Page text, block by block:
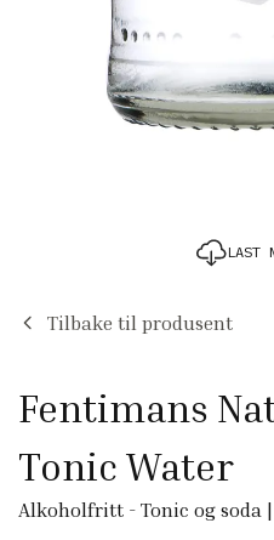
Tilbake til produsent
Fentimans
Tonic Water
Alkoholfritt - Tonic og soda |
LAST